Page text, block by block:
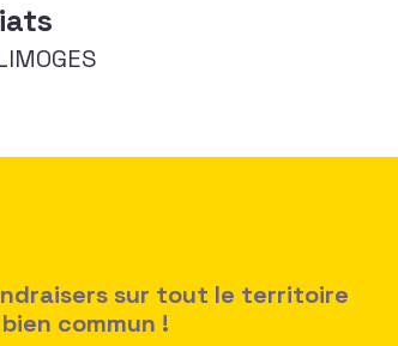
sur tout le territoire
commun !